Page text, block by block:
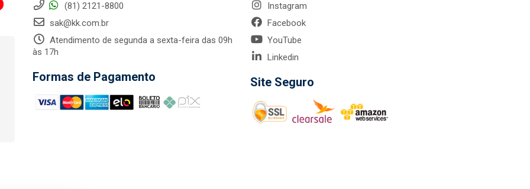
(81) 2121-8800
sak@kk.com.br
Atendimento de segunda a sexta-feira das 09h
às 17h
Formas de Pagamento
Instagram
Facebook
YouTube
Linkedin
Site Seguro